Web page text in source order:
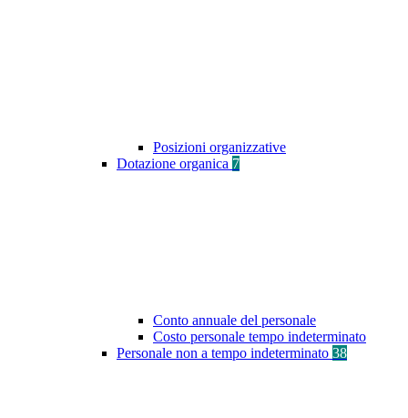
Posizioni organizzative
Dotazione organica 7
Conto annuale del personale
Costo personale tempo indeterminato
Personale non a tempo indeterminato 38